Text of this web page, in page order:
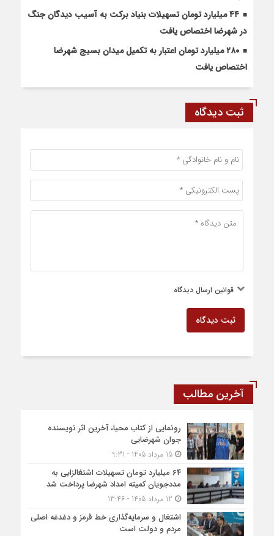
۴۴ میلیارد تومان تسهیلات بنیاد برکت به آسیب دیدگان جنگ
در شهرضا اختصاص یافت
۲۸۰ میلیارد تومان اعتبار به تکمیل میدان بسیج شهرضا
اختصاص یافت
ثبت دیدگاه
قوانین ارسال دیدگاه
ثبت دیدگاه
آخرین مطالب
رونمایی از کتاب محیا، آخرین اثر نویسنده
جوان شهرضایی
15 مرداد 1405 - 9:31
۶۴ میلیارد تومان تسهیلات اشتغالزایی به
مددجویان کمیته امداد شهرضا پرداخت شد
اشتغال و سرمایه‌گذاری خط قرمز و دغدغه اصلی
مردم و دولت است